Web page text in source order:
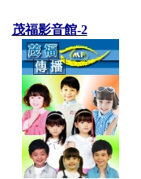
茂福影音館-2